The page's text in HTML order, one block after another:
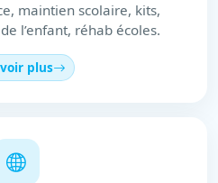
maintien scolaire, kits,
l’enfant, réhab écoles.
plus